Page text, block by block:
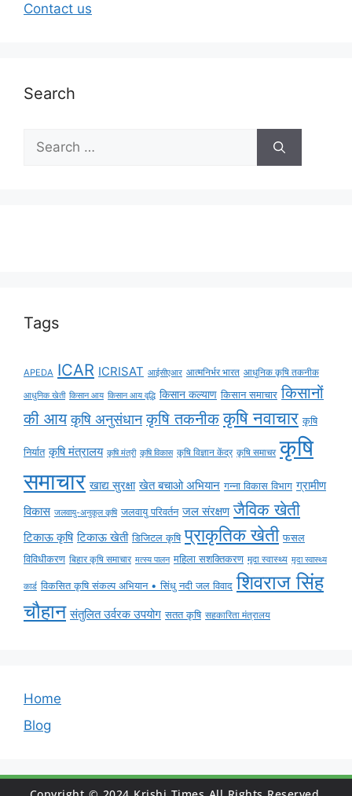
Contact us
Search
Tags
APEDA ICAR ICRISAT आईसीएआर आत्मनिर्भर भारत आधुनिक कृषि तकनीक
आधुनिक खेती किसान आय किसान आय वृद्धि किसान कल्याण किसान समाचार किसानों
की आय कृषि अनुसंधान कृषि तकनीक कृषि नवाचार कृषि
निर्यात कृषि मंत्रालय कृषि मंत्री कृषि विकास कृषि विज्ञान केंद्र कृषि समाचर कृषि
समाचार खाद्य सुरक्षा खेत बचाओ अभियान गन्ना विकास विभाग ग्रामीण
विकास जलवायु-अनुकूल कृषि जलवायु परिवर्तन जल संरक्षण जैविक खेती
टिकाऊ कृषि टिकाऊ खेती डिजिटल कृषि प्राकृतिक खेती फसल
विविधीकरण बिहार कृषि समाचार मत्स्य पालन महिला सशक्तिकरण मृदा स्वास्थ्य मृदा स्वास्थ्य
कार्ड विकसित कृषि संकल्प अभियान • सिंधु नदी जल विवाद शिवराज सिंह
चौहान संतुलित उर्वरक उपयोग सतत कृषि सहकारिता मंत्रालय
Home
Blog